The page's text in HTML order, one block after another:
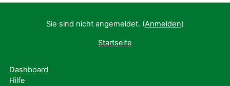
Sie sind nicht angemeldet. (Anmelden)
Startseite
Dashboard
Hilfe